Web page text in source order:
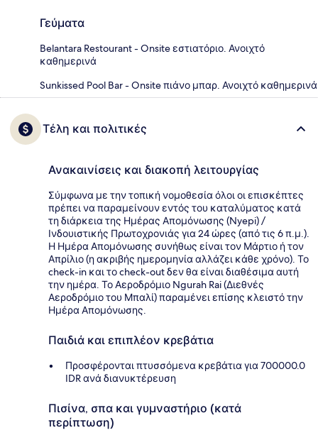
Γεύματα
Belantara Restourant - Onsite εστιατόριο. Ανοιχτό
καθημερινά
Sunkissed Pool Bar - Onsite πιάνο μπαρ. Ανοιχτό καθημερινά
Τέλη και πολιτικές
Ανακαινίσεις και διακοπή λειτουργίας
Σύμφωνα με την τοπική νομοθεσία όλοι οι επισκέπτες
πρέπει να παραμείνουν εντός του καταλύματος κατά
τη διάρκεια της Ημέρας Απομόνωσης (Nyepi) /
Ινδουιστικής Πρωτοχρονιάς για 24 ώρες (από τις 6 π.μ.).
Η Ημέρα Απομόνωσης συνήθως είναι τον Μάρτιο ή τον
Απρίλιο (η ακριβής ημερομηνία αλλάζει κάθε χρόνο). Το
check-in και το check-out δεν θα είναι διαθέσιμα αυτή
την ημέρα. Το Αεροδρόμιο Ngurah Rai (Διεθνές
Αεροδρόμιο του Μπαλί) παραμένει επίσης κλειστό την
Ημέρα Απομόνωσης.
Παιδιά και επιπλέον κρεβάτια
Προσφέρονται πτυσσόμενα κρεβάτια για 700000.0
IDR ανά διανυκτέρευση
Πισίνα, σπα και γυμναστήριο (κατά
περίπτωση)